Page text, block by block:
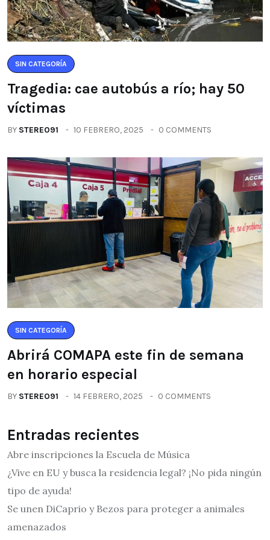
SIN CATEGORÍA
Tragedia: cae autobús a río; hay 50
víctimas
BY STEREO91 10 FEBRERO, 2025 0 COMMENTS
SIN CATEGORÍA
Abrirá COMAPA este fin de semana
en horario especial
BY STEREO91 14 FEBRERO, 2025 0 COMMENTS
Entradas recientes
Abre inscripciones la Escuela de Música
¿Vive en EU y busca la residencia legal? ¡No pida ningún
tipo de ayuda!
Se unen DiCaprio y Bezos para proteger a animales
amenazados